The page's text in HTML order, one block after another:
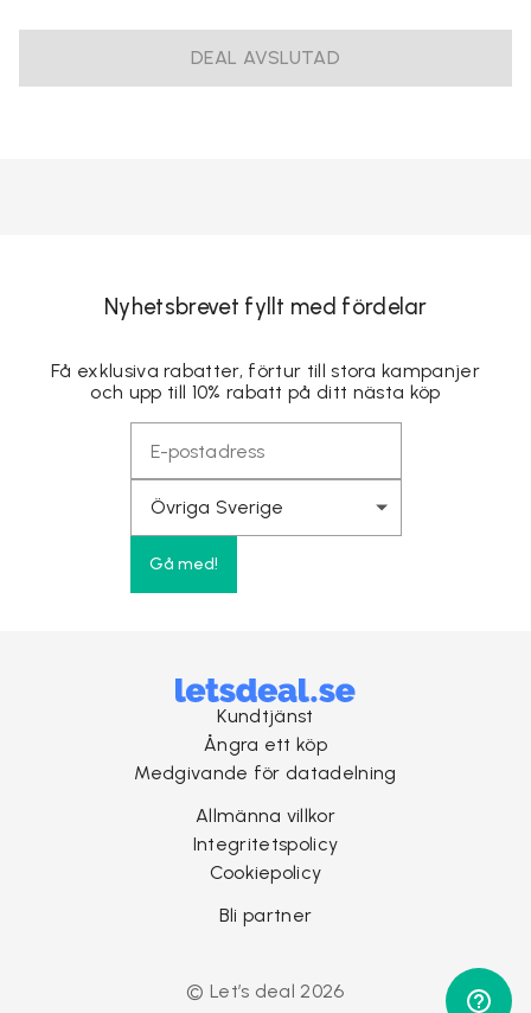
DEAL AVSLUTAD
Nyhetsbrevet fyllt med fördelar
Få exklusiva rabatter, förtur till stora kampanjer
och upp till 10% rabatt på ditt nästa köp
Gå med!
Kundtjänst
Ångra ett köp
Medgivande för datadelning
Allmänna villkor
Integritetspolicy
Cookiepolicy
Bli partner
© Let’s deal 2026